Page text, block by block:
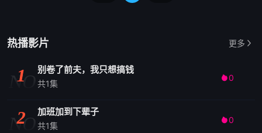
热播影片 更多
NO
1 别卷了前夫，我只想搞钱
共1集
0
NO
2 加班加到下辈子
共1集
0